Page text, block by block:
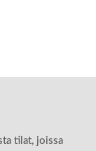
tilat, joissa